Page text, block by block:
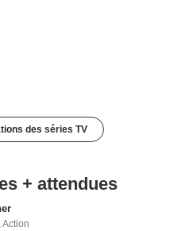
des séries TV
+ attendues
Action